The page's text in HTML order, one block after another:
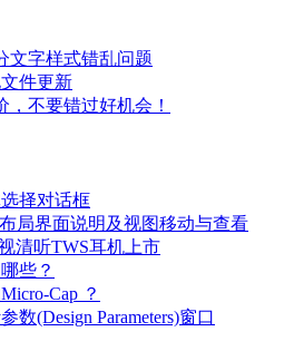
文字样式错乱问题
件更新
，不要错过好机会！
选择对话框
布局界面说明及视图移动与查看
清听TWS耳机上市
些？
Cap ？
数(Design Parameters)窗口